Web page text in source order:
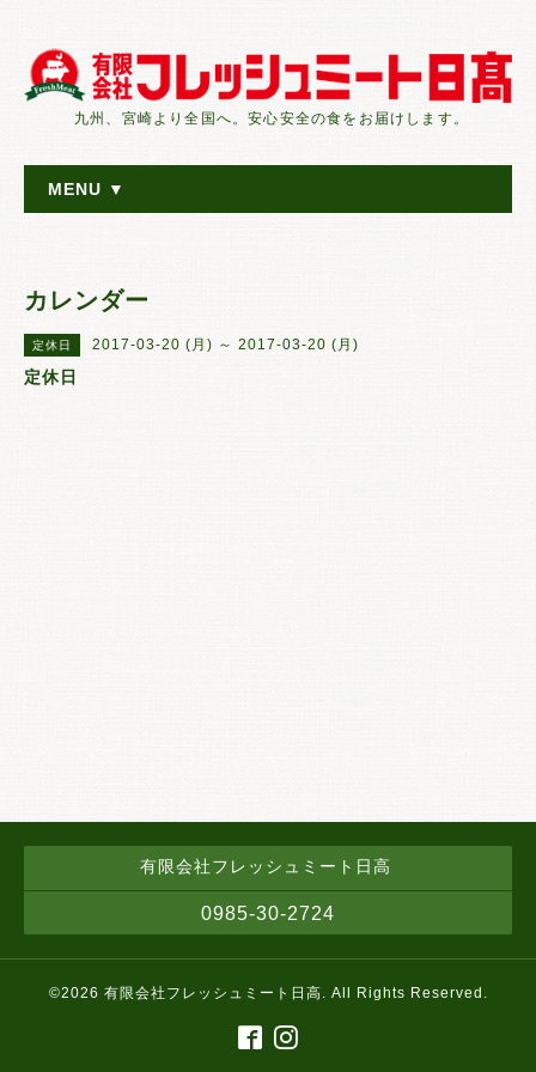
九州、宮崎より全国へ。安心安全の食をお届けします。
MENU ▼
カレンダー
定休日 2017-03-20 (月) ～ 2017-03-20 (月)
定休日
有限会社フレッシュミート日高
0985-30-2724
©2026 有限会社フレッシュミート日高. All Rights Reserved.